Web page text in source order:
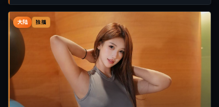
大陆 独播